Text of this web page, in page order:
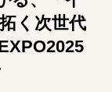
く次世代